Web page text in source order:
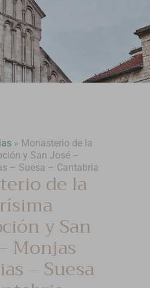
» Monasterio de la
y San José –
– Suesa – Cantabria
de la
y San
Monjas
– Suesa